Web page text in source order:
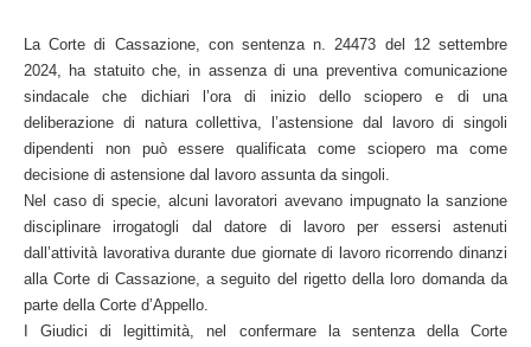
La Corte di Cassazione, con sentenza n. 24473 del 12 settembre
2024, ha statuito che, in assenza di una preventiva comunicazione
sindacale che dichiari l’ora di inizio dello sciopero e di una
deliberazione di natura collettiva, l’astensione dal lavoro di singoli
dipendenti non può essere qualificata come sciopero ma come
decisione di astensione dal lavoro assunta da singoli.
Nel caso di specie, alcuni lavoratori avevano impugnato la sanzione
disciplinare irrogatogli dal datore di lavoro per essersi astenuti
dall’attività lavorativa durante due giornate di lavoro ricorrendo dinanzi
alla Corte di Cassazione, a seguito del rigetto della loro domanda da
parte della Corte d’Appello.
I Giudici di legittimità, nel confermare la sentenza della Corte